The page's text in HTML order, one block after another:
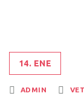
14. ENE
ADMIN